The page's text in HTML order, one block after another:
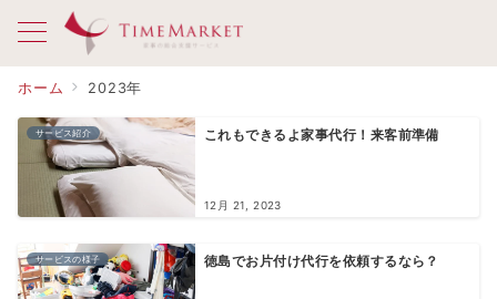
ホーム 2023年
サービス紹介 これもできるよ家事代行！来客前準備
12月 21, 2023
サービスの様子 徳島でお片付け代行を依頼するなら？